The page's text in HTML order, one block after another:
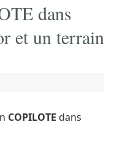
dans
et un terrain
COPILOTE dans